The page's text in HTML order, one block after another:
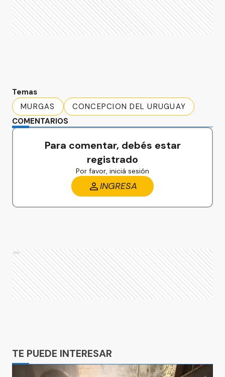
Temas
MURGAS
CONCEPCION DEL URUGUAY
COMENTARIOS
Para comentar, debés estar
registrado
Por favor, iniciá sesión
INGRESA
Ads
TE PUEDE INTERESAR